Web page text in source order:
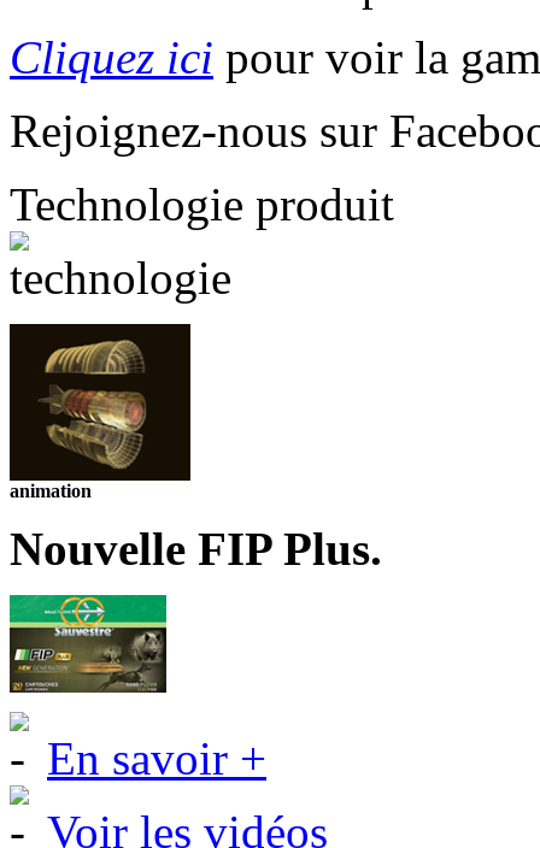
Cliquez ici pour voir la
Rejoignez-nous sur
Technologie produit
animation
Nouvelle FIP Plus.
En savoir +
Voir les vidéos